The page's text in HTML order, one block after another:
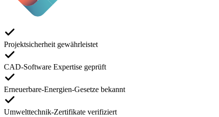
Projektsicherheit gewährleistet
CAD-Software Expertise geprüft
Erneuerbare-Energien-Gesetze bekannt
Umwelttechnik-Zertifikate verifiziert